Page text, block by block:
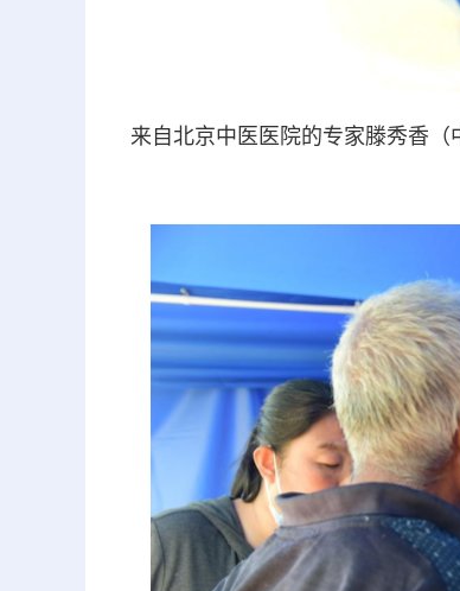
来自北京中医医院的专家滕秀香